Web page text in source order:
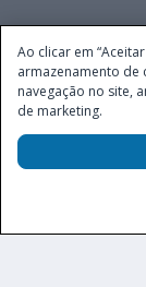
Este site é operado
endereço na
Município de São
autorizada a
Secretaria de
247, de
Ao clicar em
armazenamento de
navegação no site,
de marketing.